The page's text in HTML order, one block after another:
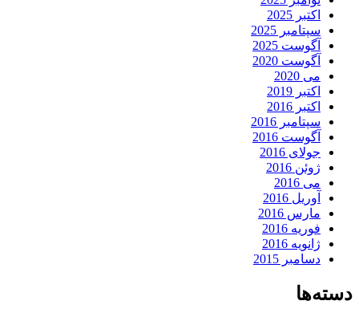
اکتبر 2025
سپتامبر 2025
آگوست 2025
آگوست 2020
می 2020
اکتبر 2019
اکتبر 2016
سپتامبر 2016
آگوست 2016
جولای 2016
ژوئن 2016
می 2016
آوریل 2016
مارس 2016
فوریه 2016
ژانویه 2016
دسامبر 2015
دسته‌ها